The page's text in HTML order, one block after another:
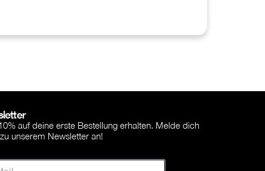
auf deine erste Bestellung erhalten. Melde dich
unserem Newsletter an!